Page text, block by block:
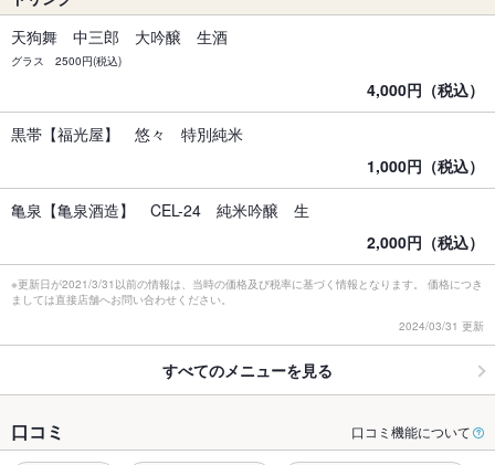
天狗舞 中三郎 大吟醸 生酒
グラス 2500円(税込)
4,000円（税込）
黒帯【福光屋】 悠々 特別純米
1,000円（税込）
亀泉【亀泉酒造】 CEL-24 純米吟醸 生
2,000円（税込）
※更新日が2021/3/31以前の情報は、当時の価格及び税率に基づく情報となります。 価格につき
ましては直接店舗へお問い合わせください。
2024/03/31 更新
すべてのメニューを見る
口コミ 口コミ機能について